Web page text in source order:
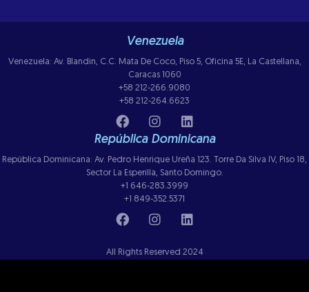
Venezuela
Venezuela: Av. Blandin, C.C. Mata De Coco, Piso 5, Oficina 5E, La Castellana,
Caracas 1060
+58 212-266.9080
+58 212-264.6623
República Dominicana
República Dominicana: Av. Pedro Henrique Ureña 123. Torre Da Silva IV, Piso 18,
Sector La Esperilla, Santo Domingo.
+1 646-283.3999
+1 849-352.5371
All Rights Reserved 2024